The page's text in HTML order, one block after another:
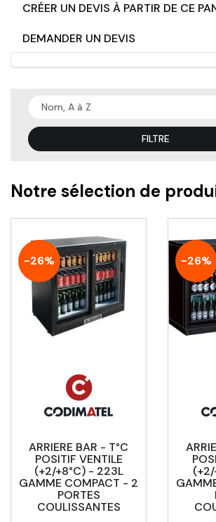
CRÉER UN DEVIS À PARTIR DE CE
DEMANDER UN DEVIS
Nom, A à Z
FILTRE
Notre sélection de
-26%
ARRIERE BAR - T°C
POSITIF VENTILE
(+2/+8°C) - 223L
GAMME COMPACT - 2
PORTES
COULISSANTES
-26%